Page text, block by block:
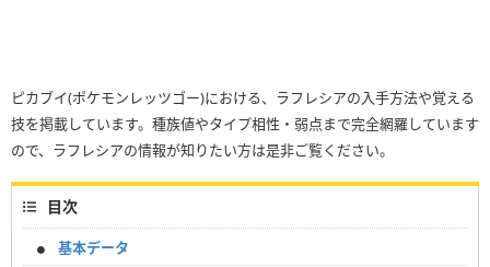
ピカブイ(ポケモンレッツゴー)における、ラフレシアの入手方法や覚える
技を掲載しています。種族値やタイプ相性・弱点まで完全網羅しています
ので、ラフレシアの情報が知りたい方は是非ご覧ください。
目次
基本データ